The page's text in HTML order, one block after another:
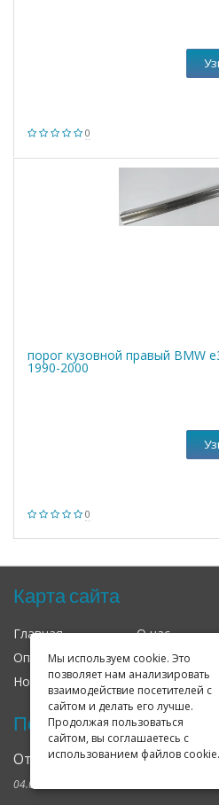
Мы используем cookie. Это
позволяет нам анализировать
взаимодействие посетителей с
сайтом и делать его лучше.
Продолжая пользоваться
сайтом, вы соглашаетесь с
использованием файлов cookie.
0
порог кузовной правый BMW
1990-2000
0
Карта сайта
Главная О нас
Оплата
Доставка
Новости
Оферта
Последние новости
Открылся клубный сервис
04.09.2024